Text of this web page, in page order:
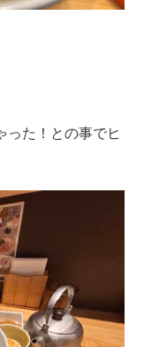
った！との事でヒ